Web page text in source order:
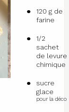
120 g de
farine
1/2
sachet
de levure
chimique
sucre
glace
pour la déco